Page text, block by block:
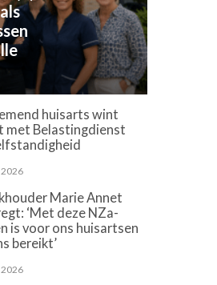
huisarts wint
met Belastingdienst
2026
Marie Annet
‘Met deze NZa-
is voor ons huisartsen
bereikt’
2026